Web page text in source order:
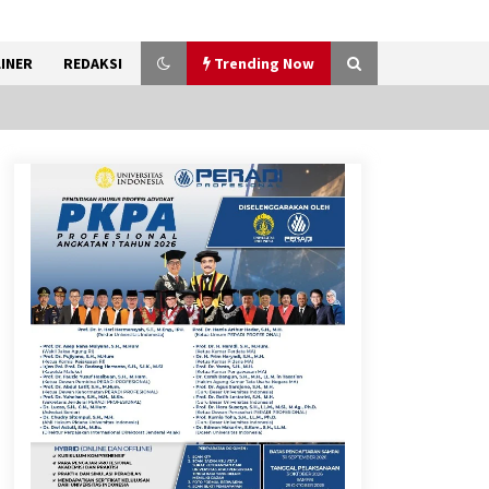
REDAKSI Trending Now
Sarana PAUD Diperkuat,
Tangsel Dorong Angka
Partisipasi Sekolah Terus
Meningkat
7 Agustus 2026
Kemenkum Malut Dorong
Perlindungan Hak Cipta Musik
di Era Digital, Sosialisasikan
Pencatatan Gratis dan
Penguatan Royalti
6 Agustus 2026